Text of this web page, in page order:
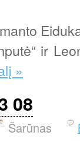
ir
»
08
Šarūnas